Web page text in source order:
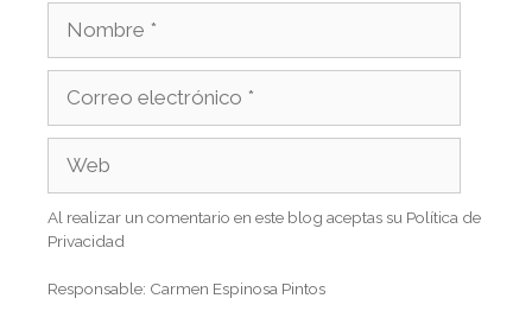
Al realizar un comentario en este blog aceptas su Política de
Privacidad
Responsable: Carmen Espinosa Pintos